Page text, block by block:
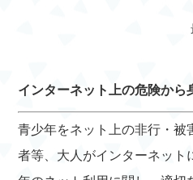
インターネット上の危険から
青少年をネット上の非行・被
者等、大人がインターネット